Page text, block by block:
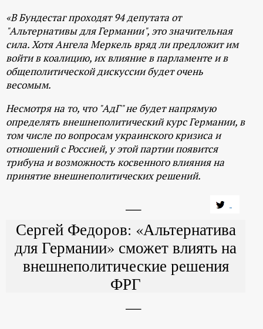
«В Бундестаг проходят 94 депутата от
"Альтернативы для Германии", это значительная
сила. Хотя Ангела Меркель вряд ли предложит им
войти в коалицию, их влияние в парламенте и в
общеполитической дискуссии будет очень
весомым.
Несмотря на то, что "АдГ" не будет напрямую
определять внешнеполитический курс Германии, в
том числе по вопросам украинского кризиса и
отношений с Россией, у этой партии появится
трибуна и возможность косвенного влияния на
принятие внешнеполитических решений.
Сергей Федоров: «Альтернатива
для Германии» сможет влиять на
внешнеполитические решения
ФРГ